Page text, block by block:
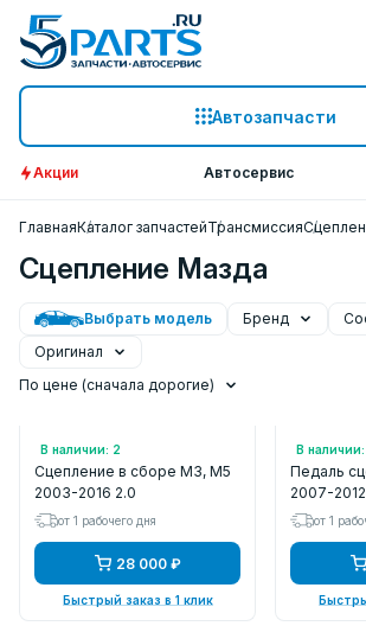
Автозапчасти
Акции Автосервис
ГлавнаяКаталог запчастейТрансмиссия
Сцепление Мазда
Выбрать модель Бренд
Оригинал
По цене (сначала дорогие)
В наличии: 2
Арт.: MZC2714
Сцепление в сборе M3, M5
2003-2016 2.0
от 1 рабочего дня
28 000 ₽
Быстрый заказ в 1 клик
В наличии:
Арт.:
Педаль
2007-2012
от 1